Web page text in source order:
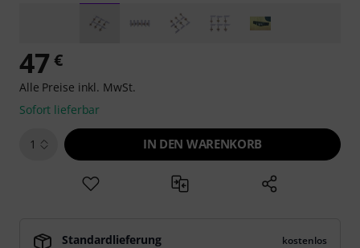
47 €
Alle Preise inkl. MwSt.
Sofort lieferbar
1 IN DEN WARENKORB
Standardlieferung
kostenlos